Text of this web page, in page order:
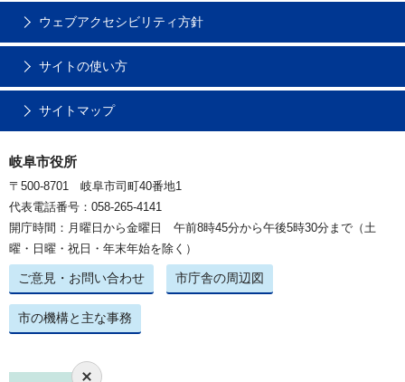
ウェブアクセシビリティ方針
サイトの使い方
サイトマップ
岐阜市役所
〒500-8701 岐阜市司町40番地1
代表電話番号：058-265-4141
開庁時間：月曜日から金曜日 午前8時45分から午後5時30分まで（土
曜・日曜・祝日・年末年始を除く）
ご意見・お問い合わせ 市庁舎の周辺図
市の機構と主な事務